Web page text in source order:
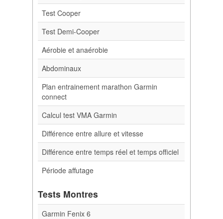
Test Cooper
Test Demi-Cooper
Aérobie et anaérobie
Abdominaux
Plan entrainement marathon Garmin
connect
Calcul test VMA Garmin
Différence entre allure et vitesse
Différence entre temps réel et temps officiel
Période affutage
Tests Montres
Garmin Fenix 6